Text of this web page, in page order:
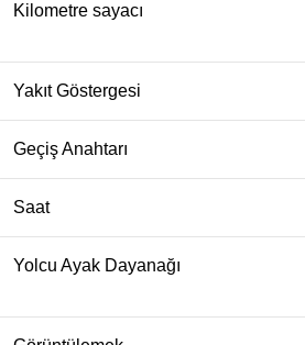
Kilometre sayacı
Yakıt Göstergesi
Geçiş Anahtarı
Saat
Yolcu Ayak Dayanağı